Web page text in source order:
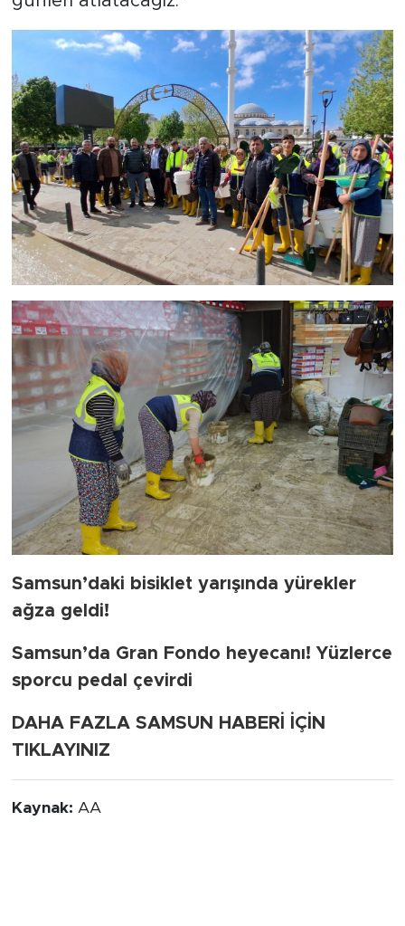
Samsun’daki bisiklet yarışında yürekler
ağza geldi!
Samsun’da Gran Fondo heyecanı! Yüzlerce
sporcu pedal çevirdi
DAHA FAZLA SAMSUN HABERİ İÇİN
TIKLAYINIZ
Kaynak: AA